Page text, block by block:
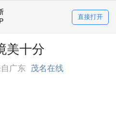
直接打开
美十分
广东 茂名在线